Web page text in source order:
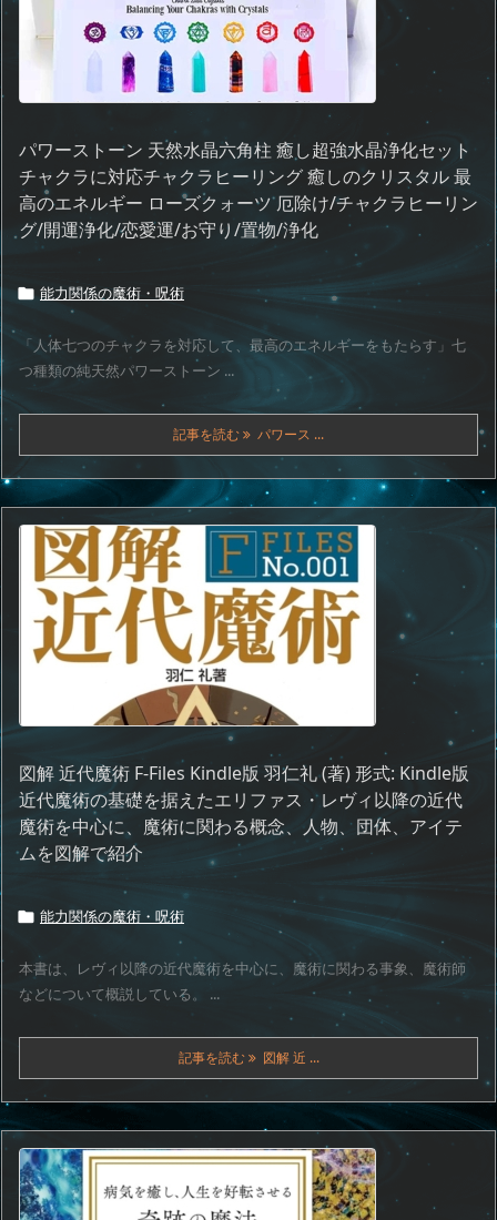
パワーストーン 天然水晶六角柱 癒し超強水晶浄化セット
チャクラに対応チャクラヒーリング 癒しのクリスタル 最
高のエネルギー ローズクォーツ 厄除け/チャクラヒーリン
グ/開運浄化/恋愛運/お守り/置物/浄化
 能力関係の魔術・呪術
「人体七つのチャクラを対応して、最高のエネルギーをもたらす」七
つ種類の純天然パワーストーン ...
記事を読む パワース ...
図解 近代魔術 F‐Files Kindle版 羽仁礼 (著) 形式: Kindle版
近代魔術の基礎を据えたエリファス・レヴィ以降の近代
魔術を中心に、魔術に関わる概念、人物、団体、アイテ
ムを図解で紹介
 能力関係の魔術・呪術
本書は、レヴィ以降の近代魔術を中心に、魔術に関わる事象、魔術師
などについて概説している。 ...
記事を読む 図解 近 ...